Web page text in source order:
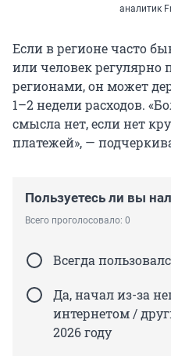
аналитик
Если в регионе часто
или человек регулярно
регионами, он может
1–2 недели расходов.
смысла нет, если нет
платежей», —
Пользуетесь ли вы
Всего проголосовало: 0
Всегда
Да, начал из-за
интернетом /
2026 году